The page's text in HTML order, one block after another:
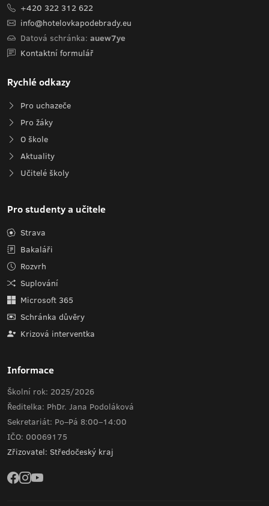
+420 322 312 622
info@hotelovkapodebrady.eu
Datová schránka: auew7ye
Kontaktní formulář
Rychlé odkazy
Pro uchazeče
Pro žáky
O škole
Aktuality
Učitelé školy
Pro studenty a učitele
Strava
Bakaláři
Rozvrh
Suplování
Microsoft 365
Schránka důvěry
Krizová interventka
Informace
Školní rok: 2025/2026
Ředitelka: PhDr. Jana Podoláková
Sekretariát: Po–Pá 8:00–14:00
IČO: 00069175
Zřizovatel: Středočeský kraj